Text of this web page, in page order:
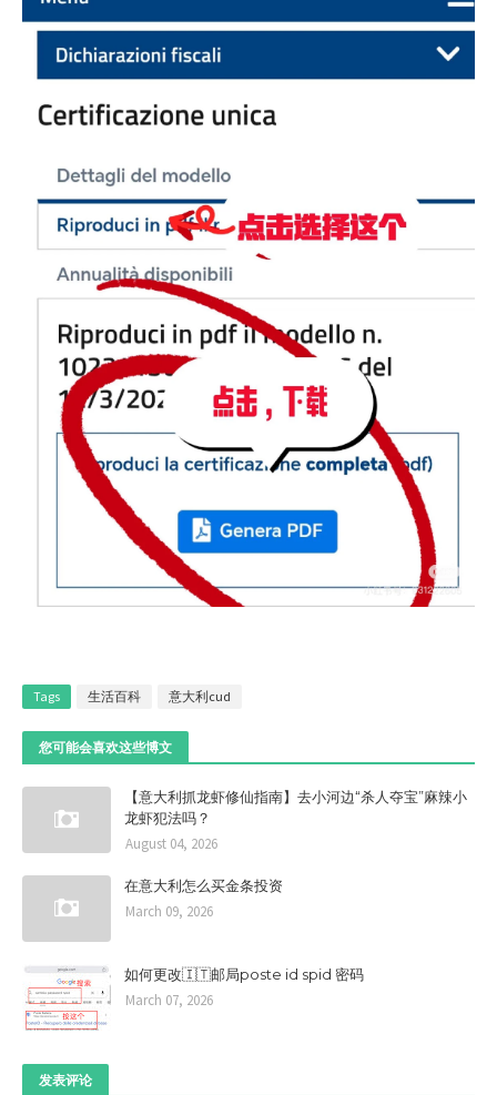
Tags 生活百科 意大利cud
您可能会喜欢这些博文
【意大利抓龙虾修仙指南】去小河边“杀人夺宝”麻辣小
龙虾犯法吗？
August 04, 2026
在意大利怎么买金条投资
March 09, 2026
如何更改🇮🇹邮局poste id spid 密码
March 07, 2026
发表评论